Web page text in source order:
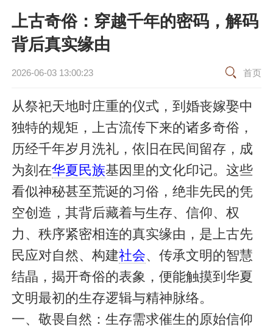
上古奇俗：穿越千年的密码，解码
背后真实缘由
2026-06-03 13:00:23 首页
从祭祀天地时庄重的仪式，到婚丧嫁娶中
独特的规矩，上古流传下来的诸多奇俗，
历经千年岁月洗礼，依旧在民间留存，成
为刻在华夏民族基因里的文化印记。这些
看似神秘甚至荒诞的习俗，绝非先民的凭
空创造，其背后藏着与生存、信仰、权
力、秩序紧密相连的真实缘由，是上古先
民应对自然、构建社会、传承文明的智慧
结晶，揭开奇俗的表象，便能触摸到华夏
文明最初的生存逻辑与精神脉络。
一、敬畏自然：生存需求催生的原始信仰